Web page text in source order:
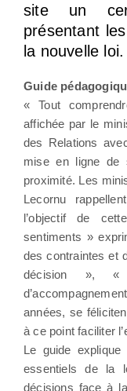
site un
présentant
la nouvelle loi.
Guide
« Tout
affichée par le
des Relations
mise en ligne de
proximité. Les
Lecornu
l’objectif de
sentiments »
des contraintes et
décision »,
années, se
à ce point faciliter
Le guide
essentiels de la
décisions face à